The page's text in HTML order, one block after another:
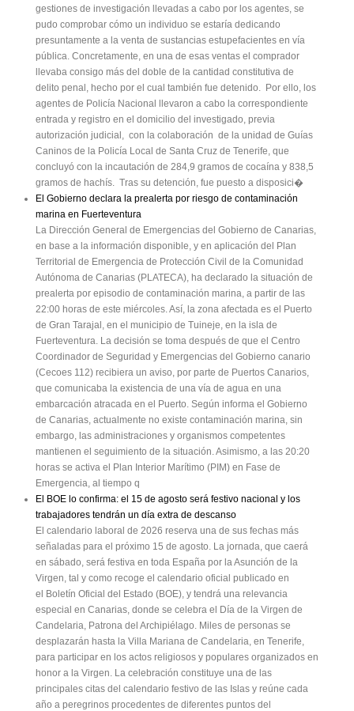
gestiones de investigación llevadas a cabo por los agentes, se
pudo comprobar cómo un individuo se estaría dedicando
presuntamente a la venta de sustancias estupefacientes en vía
pública. Concretamente, en una de esas ventas el comprador
llevaba consigo más del doble de la cantidad constitutiva de
delito penal, hecho por el cual también fue detenido. Por ello, los
agentes de Policía Nacional llevaron a cabo la correspondiente
entrada y registro en el domicilio del investigado, previa
autorización judicial, con la colaboración de la unidad de Guías
Caninos de la Policía Local de Santa Cruz de Tenerife, que
concluyó con la incautación de 284,9 gramos de cocaína y 838,5
gramos de hachís. Tras su detención, fue puesto a disposici�
El Gobierno declara la prealerta por riesgo de contaminación
marina en Fuerteventura
La Dirección General de Emergencias del Gobierno de Canarias,
en base a la información disponible, y en aplicación del Plan
Territorial de Emergencia de Protección Civil de la Comunidad
Autónoma de Canarias (PLATECA), ha declarado la situación de
prealerta por episodio de contaminación marina, a partir de las
22:00 horas de este miércoles. Así, la zona afectada es el Puerto
de Gran Tarajal, en el municipio de Tuineje, en la isla de
Fuerteventura. La decisión se toma después de que el Centro
Coordinador de Seguridad y Emergencias del Gobierno canario
(Cecoes 112) recibiera un aviso, por parte de Puertos Canarios,
que comunicaba la existencia de una vía de agua en una
embarcación atracada en el Puerto. Según informa el Gobierno
de Canarias, actualmente no existe contaminación marina, sin
embargo, las administraciones y organismos competentes
mantienen el seguimiento de la situación. Asimismo, a las 20:20
horas se activa el Plan Interior Marítimo (PIM) en Fase de
Emergencia, al tiempo q
El BOE lo confirma: el 15 de agosto será festivo nacional y los
trabajadores tendrán un día extra de descanso
El calendario laboral de 2026 reserva una de sus fechas más
señaladas para el próximo 15 de agosto. La jornada, que caerá
en sábado, será festiva en toda España por la Asunción de la
Virgen, tal y como recoge el calendario oficial publicado en
el Boletín Oficial del Estado (BOE), y tendrá una relevancia
especial en Canarias, donde se celebra el Día de la Virgen de
Candelaria, Patrona del Archipiélago. Miles de personas se
desplazarán hasta la Villa Mariana de Candelaria, en Tenerife,
para participar en los actos religiosos y populares organizados en
honor a la Virgen. La celebración constituye una de las
principales citas del calendario festivo de las Islas y reúne cada
año a peregrinos procedentes de diferentes puntos del